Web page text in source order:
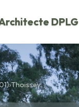
DPLG
›Thoissey